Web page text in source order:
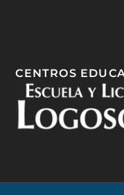
CENTROS